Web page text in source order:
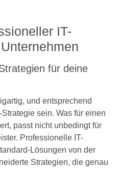
IT-
für deine
und entsprechend
sein. Was für einen
passt nicht unbedingt für
Professionelle IT-
Lösungen von der
Strategien, die genau